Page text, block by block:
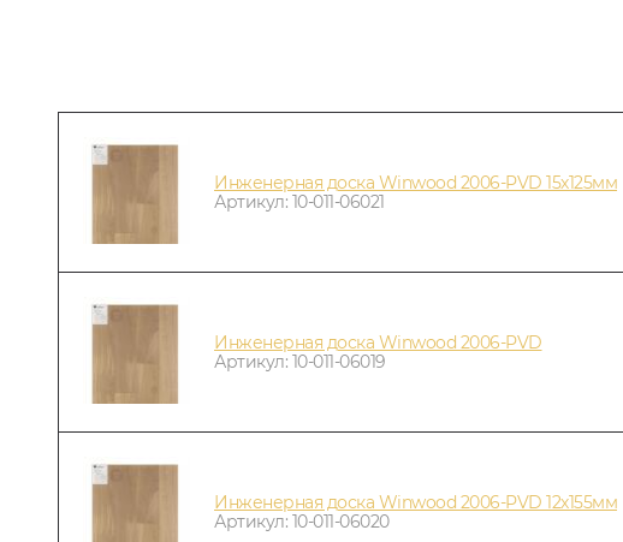
Инженерная доска Winwood 2006-PVD 15х125мм
Артикул: 10-011-06021
Инженерная доска Winwood 2006-PVD
Артикул: 10-011-06019
Инженерная доска Winwood 2006-PVD 12х155мм
Артикул: 10-011-06020